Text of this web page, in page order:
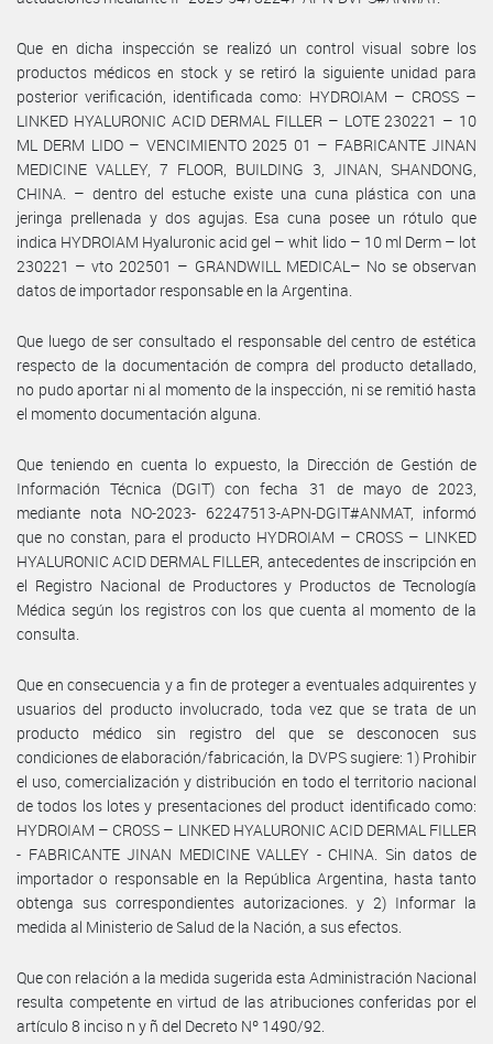
Que en dicha inspección se realizó un control visual sobre los
productos médicos en stock y se retiró la siguiente unidad para
posterior verificación, identificada como: HYDROIAM – CROSS –
LINKED HYALURONIC ACID DERMAL FILLER – LOTE 230221 – 10
ML DERM LIDO – VENCIMIENTO 2025 01 – FABRICANTE JINAN
MEDICINE VALLEY, 7 FLOOR, BUILDING 3, JINAN, SHANDONG,
CHINA. – dentro del estuche existe una cuna plástica con una
jeringa prellenada y dos agujas. Esa cuna posee un rótulo que
indica HYDROIAM Hyaluronic acid gel – whit lido – 10 ml Derm – lot
230221 – vto 202501 – GRANDWILL MEDICAL– No se observan
datos de importador responsable en la Argentina.
Que luego de ser consultado el responsable del centro de estética
respecto de la documentación de compra del producto detallado,
no pudo aportar ni al momento de la inspección, ni se remitió hasta
el momento documentación alguna.
Que teniendo en cuenta lo expuesto, la Dirección de Gestión de
Información Técnica (DGIT) con fecha 31 de mayo de 2023,
mediante nota NO-2023- 62247513-APN-DGIT#ANMAT, informó
que no constan, para el producto HYDROIAM – CROSS – LINKED
HYALURONIC ACID DERMAL FILLER, antecedentes de inscripción en
el Registro Nacional de Productores y Productos de Tecnología
Médica según los registros con los que cuenta al momento de la
consulta.
Que en consecuencia y a fin de proteger a eventuales adquirentes y
usuarios del producto involucrado, toda vez que se trata de un
producto médico sin registro del que se desconocen sus
condiciones de elaboración/fabricación, la DVPS sugiere: 1) Prohibir
el uso, comercialización y distribución en todo el territorio nacional
de todos los lotes y presentaciones del product identificado como:
HYDROIAM – CROSS – LINKED HYALURONIC ACID DERMAL FILLER
- FABRICANTE JINAN MEDICINE VALLEY - CHINA. Sin datos de
importador o responsable en la República Argentina, hasta tanto
obtenga sus correspondientes autorizaciones. y 2) Informar la
medida al Ministerio de Salud de la Nación, a sus efectos.
Que con relación a la medida sugerida esta Administración Nacional
resulta competente en virtud de las atribuciones conferidas por el
artículo 8 inciso n y ñ del Decreto Nº 1490/92.